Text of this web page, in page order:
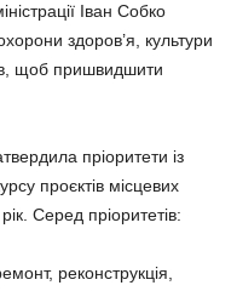
Іван Собко
здоров’я, культури
щоб пришвидшити
пріоритети із
проєктів місцевих
Серед пріоритетів:
реконструкція,